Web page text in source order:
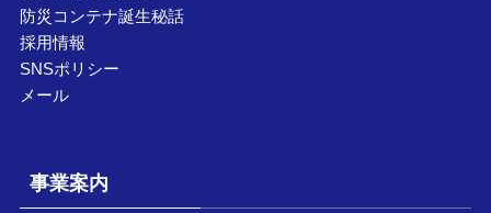
防災コンテナ誕生秘話
採用情報
SNSポリシー
メール
事業案内